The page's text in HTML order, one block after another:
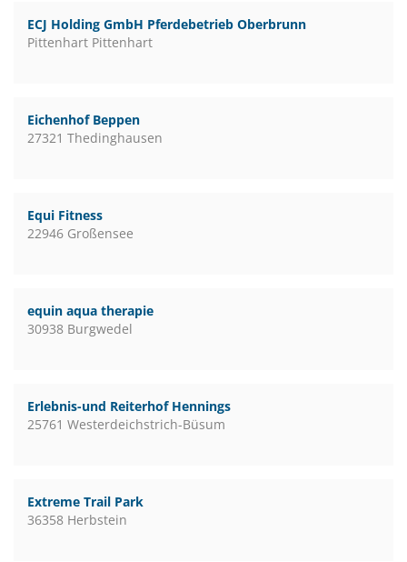
ECJ Holding GmbH Pferdebetrieb Oberbrunn
Pittenhart Pittenhart
Eichenhof Beppen
27321 Thedinghausen
Equi Fitness
22946 Großensee
equin aqua therapie
30938 Burgwedel
Erlebnis-und Reiterhof Hennings
25761 Westerdeichstrich-Büsum
Extreme Trail Park
36358 Herbstein